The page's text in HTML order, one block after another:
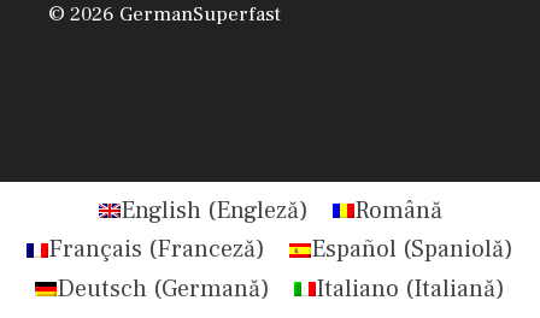
© 2026 GermanSuperfast
English(Engleză)
Română
Français (Franceză) Español (Spaniolă)
Deutsch (Germană) Italiano (Italiană)